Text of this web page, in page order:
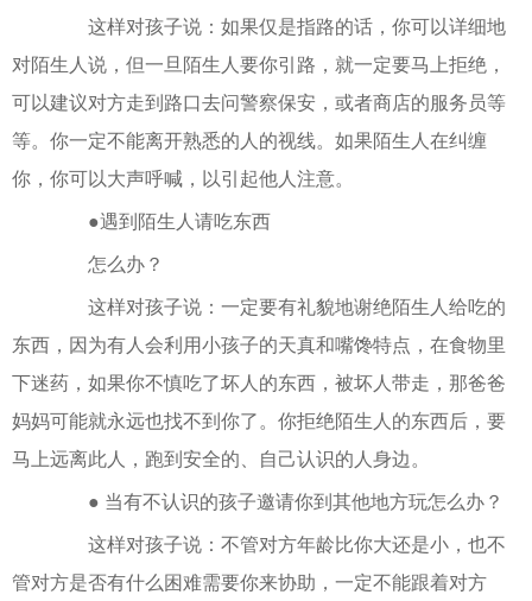
这样对孩子说：如果仅是指路的话，你可以详细地
对陌生人说，但一旦陌生人要你引路，就一定要马上拒绝，
可以建议对方走到路口去问警察保安，或者商店的服务员等
等。你一定不能离开熟悉的人的视线。如果陌生人在纠缠
你，你可以大声呼喊，以引起他人注意。
●遇到陌生人请吃东西
怎么办？
这样对孩子说：一定要有礼貌地谢绝陌生人给吃的
东西，因为有人会利用小孩子的天真和嘴馋特点，在食物里
下迷药，如果你不慎吃了坏人的东西，被坏人带走，那爸爸
妈妈可能就永远也找不到你了。你拒绝陌生人的东西后，要
马上远离此人，跑到安全的、自己认识的人身边。
● 当有不认识的孩子邀请你到其他地方玩怎么办？
这样对孩子说：不管对方年龄比你大还是小，也不
管对方是否有什么困难需要你来协助，一定不能跟着对方